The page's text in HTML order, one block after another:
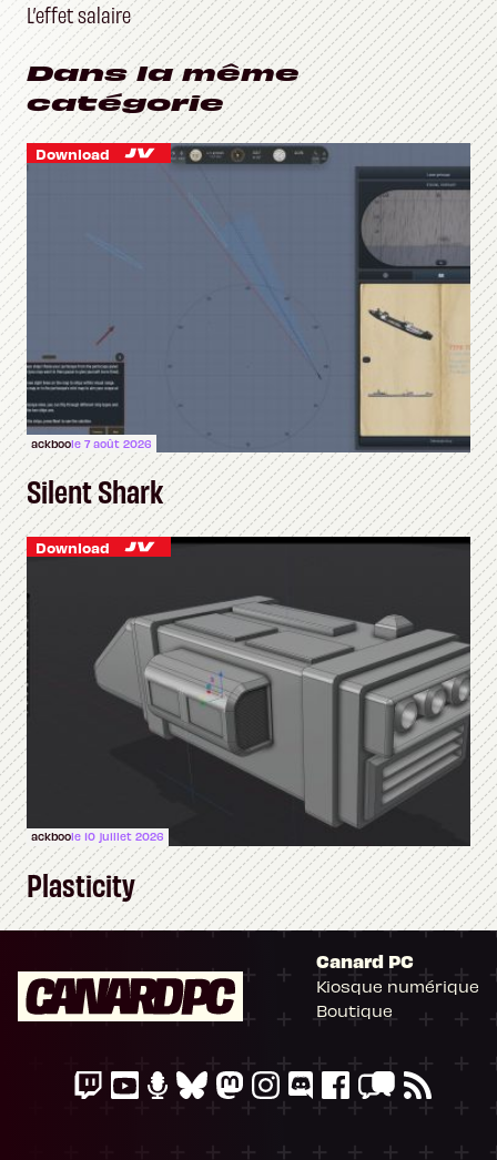
L’effet salaire
Dans la même
catégorie
Download
ackboole 7 août 2026
Silent Shark
Download
ackboole 10 juillet 2026
Plasticity
Canard PC
Kiosque numérique
Boutique